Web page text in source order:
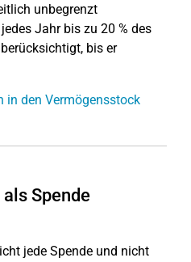
unbegrenzt
Jahr bis zu 20 % des
bis er
in den Vermögensstock
Spende
jede Spende und nicht